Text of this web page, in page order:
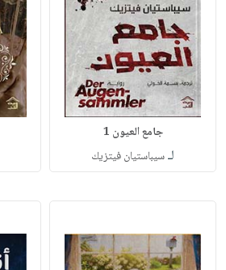
جامع العيون 1
لـسيباستيان فيتزيك